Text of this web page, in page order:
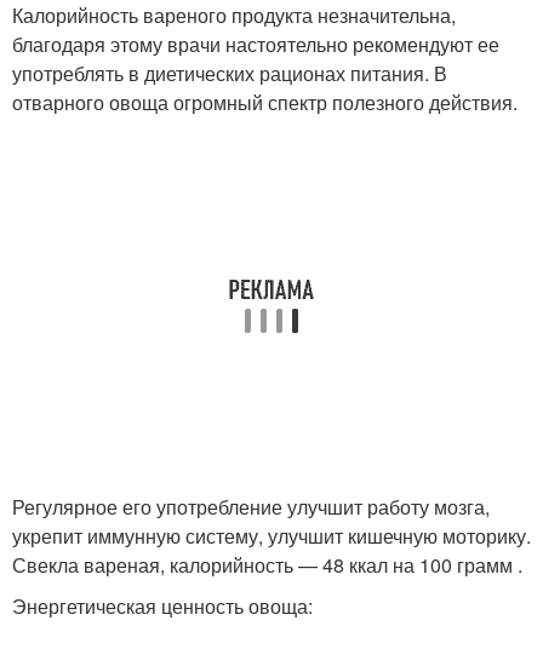
Калорийность вареного продукта незначительна,
благодаря этому врачи настоятельно рекомендуют ее
употреблять в диетических рационах питания. В
отварного овоща огромный спектр полезного действия.
Регулярное его употребление улучшит работу мозга,
укрепит иммунную систему, улучшит кишечную моторику.
Свекла вареная, калорийность — 48 ккал на 100 грамм .
Энергетическая ценность овоща: